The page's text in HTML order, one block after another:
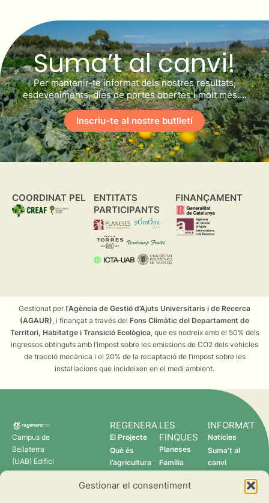
Gestionar el consentiment
Suma’t al canvi!
Per mantenir-te informat dels nostres resultats,
esdeveniments, dies de portes obertes i molt més….
Inscriu-te al nostre butlletí
COORDINAT PEL
ENTITATS
PARTICIPANTS
FINANÇAMENT
Gestionat per l’Agència de Gestió d’Ajuts Universitaris i de Recerca
(AGAUR) , i finançat a través del Fons Climàtic del Departament de
Territori, Habitatge i Transició Ecològica , que es nodreix amb el 50% dels
ingressos obtinguts amb l’impost sobre les emissions de CO2 dels vehicles
de tracció mecànica i el 20% de la recaptació de l’impost sobre les
instal·lacions que incideixen en el medi ambient.
Campus de
Bellaterra
(UAB) Edifici
C 08193
REGENERA
El Projecte
Què és
l’agricultura
Qui som
LES
FINQUES
Planeses
Família
Verdcamp
INFORMA’T
Notícies
Suma’t al
canvi